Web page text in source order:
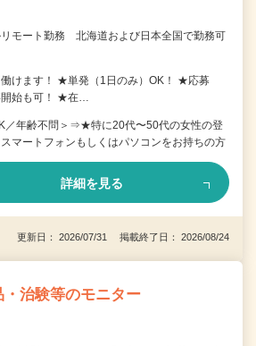
モート勤務 北海道および日本全国で勤務可
けます！ ★単発（1日のみ）OK！ ★応募
始も可！ ★在…
／年齢不問＞⇒★特に20代〜50代の女性の登
ートフォンもしくはパソコンをお持ちの方
詳細を見る
更新日： 2026/07/31 掲載終了日： 2026/08/24
治験等のモニター